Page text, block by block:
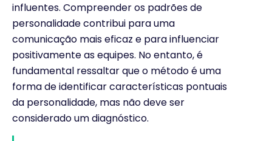
influentes. Compreender os padrões de
personalidade contribui para uma
comunicação mais eficaz e para influenciar
positivamente as equipes. No entanto, é
fundamental ressaltar que o método é uma
forma de identificar características pontuais
da personalidade, mas não deve ser
considerado um diagnóstico.